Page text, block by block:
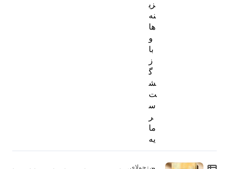
زی
نه‌
ها
و
با
ز
گ
ش
ت
س
ر
ما
یه
جولای